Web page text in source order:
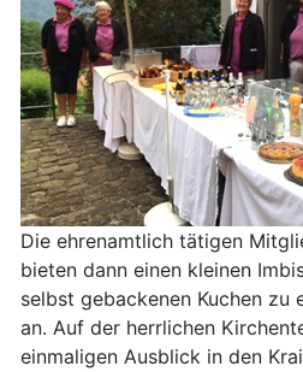
Die ehrenamtlich tätigen
bieten dann einen kleinen
selbst gebackenen Kuchen zu
an. Auf der herrlichen
einmaligen Ausblick in den